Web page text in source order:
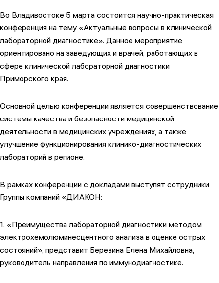
Во Владивостоке 5 марта состоится научно-практическая
конференция на тему «Актуальные вопросы в клинической
лабораторной диагностике». Данное мероприятие
ориентировано на заведующих и врачей, работающих в
сфере клинической лабораторной диагностики
Приморского края.
Основной целью конференции является совершенствование
системы качества и безопасности медицинской
деятельности в медицинских учреждениях, а также
улучшение функционирования клинико-диагностических
лабораторий в регионе.
В рамках конференции с докладами выступят сотрудники
Группы компаний «ДИАКОН:
1. «Преимущества лабораторной диагностики методом
электрохемолюминесцентного анализа в оценке острых
состояний», представит Березина Елена Михайловна,
руководитель направления по иммунодиагностике.